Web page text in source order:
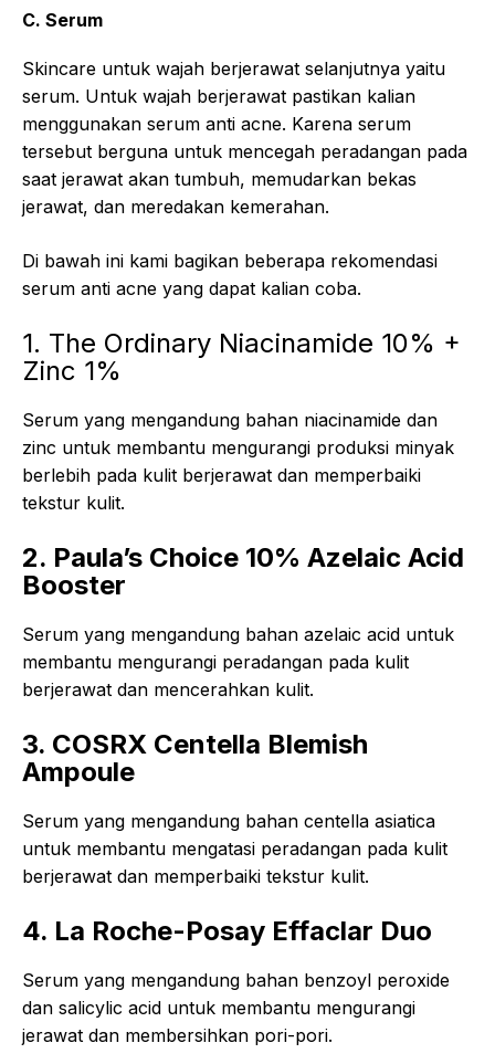
C. Serum
Skincare untuk wajah berjerawat selanjutnya yaitu
serum. Untuk wajah berjerawat pastikan kalian
menggunakan serum anti acne. Karena serum
tersebut berguna untuk mencegah peradangan pada
saat jerawat akan tumbuh, memudarkan bekas
jerawat, dan meredakan kemerahan.
Di bawah ini kami bagikan beberapa rekomendasi
serum anti acne yang dapat kalian coba.
1. The Ordinary Niacinamide 10% +
Zinc 1%
Serum yang mengandung bahan niacinamide dan
zinc untuk membantu mengurangi produksi minyak
berlebih pada kulit berjerawat dan memperbaiki
tekstur kulit.
2. Paula’s Choice 10% Azelaic Acid
Booster
Serum yang mengandung bahan azelaic acid untuk
membantu mengurangi peradangan pada kulit
berjerawat dan mencerahkan kulit.
3. COSRX Centella Blemish
Ampoule
Serum yang mengandung bahan centella asiatica
untuk membantu mengatasi peradangan pada kulit
berjerawat dan memperbaiki tekstur kulit.
4. La Roche-Posay Effaclar Duo
Serum yang mengandung bahan benzoyl peroxide
dan salicylic acid untuk membantu mengurangi
jerawat dan membersihkan pori-pori.